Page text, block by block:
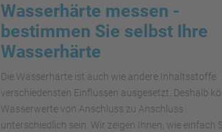
Wasserhärte messen -
bestimmen Sie selbst Ihre
Wasserhärte
Die Wasserhärte ist auch wie andere Inhaltsstoffe
verschiedensten Einflüssen ausgesetzt. Deshalb
Wasserwerte von Anschluss zu Anschluss
unterschiedlich sein. Wir zeigen Ihnen, wie einfach